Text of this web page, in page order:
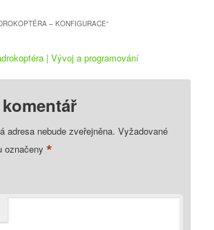
– KONFIGURACE“
| Vývoj a programování
adresa nebude zveřejněna. Vyžadované
označeny*